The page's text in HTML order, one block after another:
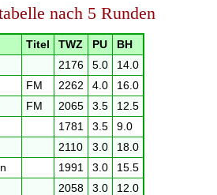
nach 5 Runden
Titel TWZ PU
BH
2176 5.0
14.0
FM 2262 4.0
16.0
FM 2065 3.5
12.5
1781 3.5
9.0
2110 3.0
18.0
1991 3.0
15.5
2058 3.0
12.0